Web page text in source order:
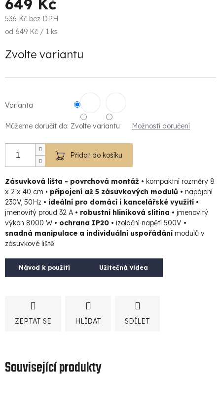
649 Kč
536 Kč bez DPH
Měrná
od 649 Kč / 1 ks
Zvolte variantu
Varianta
Můžeme doručit do: Zvolte variantu Možnosti doručení
Přidat do košíku
Zásuvková lišta - povrchová montáž • kompaktní rozměry 8
x 2 x 40 cm • připojení až 5 zásuvkových modulů • napájení
230V, 50Hz • ideální pro domácí i kancelářské využití •
jmenovitý proud 32 A • robustní hliníková slitina • jmenovitý
výkon 8000 W • ochrana IP20 • izolační napětí 500V •
snadná manipulace a individuální uspořádání modulů v
zásuvkové liště
Návod k použití Užitečná videa
ZEPTAT SE HLÍDAT SDÍLET
Související produkty